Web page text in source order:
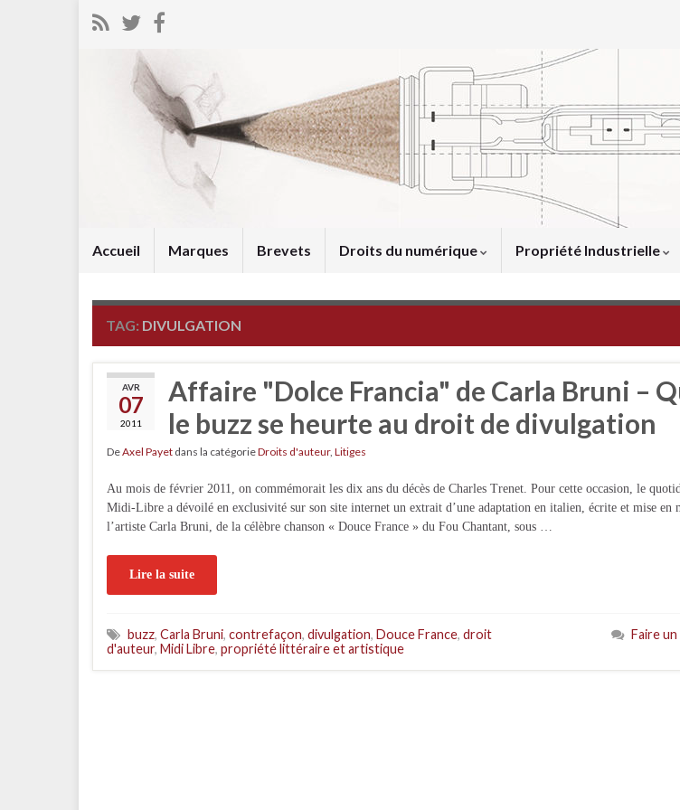
Accueil Marques Brevets Droits du numérique Propriété Industrielle
TAG: DIVULGATION
AVR
07
2011
Affaire "Dolce Francia" de Carla Bruni –
le buzz se heurte au droit de divulgation
DeAxel Payet dans la catégorieDroits d'auteur, Litiges
Au mois de février 2011, on commémorait les dix ans du décès de Charles Trenet. Pour cette occasion, le
Midi-Libre a dévoilé en exclusivité sur son site internet un extrait d’une adaptation en italien, écrite et mise en
l’artiste Carla Bruni, de la célèbre chanson « Douce France » du Fou Chantant, sous …
Lire la suite
buzz, Carla Bruni, contrefaçon, divulgation, Douce France, droit
d'auteur, Midi Libre, propriété littéraire et artistique
Faire